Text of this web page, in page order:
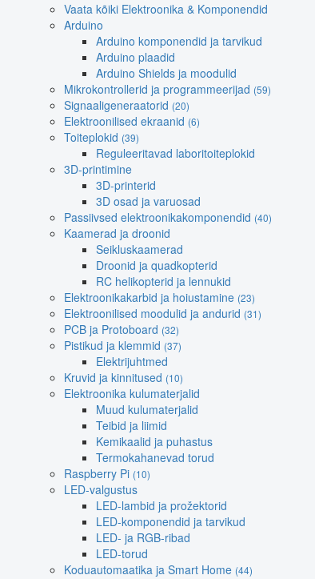
Vaata kõiki Elektroonika & Komponendid
Arduino
Arduino komponendid ja tarvikud
Arduino plaadid
Arduino Shields ja moodulid
Mikrokontrollerid ja programmeerijad (59)
Signaaligeneraatorid (20)
Elektroonilised ekraanid (6)
Toiteplokid (39)
Reguleeritavad laboritoiteplokid
3D-printimine
3D-printerid
3D osad ja varuosad
Passiivsed elektroonikakomponendid (40)
Kaamerad ja droonid
Seikluskaamerad
Droonid ja quadkopterid
RC helikopterid ja lennukid
Elektroonikakarbid ja hoiustamine (23)
Elektroonilised moodulid ja andurid (31)
PCB ja Protoboard (32)
Pistikud ja klemmid (37)
Elektrijuhtmed
Kruvid ja kinnitused (10)
Elektroonika kulumaterjalid
Muud kulumaterjalid
Teibid ja liimid
Kemikaalid ja puhastus
Termokahanevad torud
Raspberry Pi (10)
LED-valgustus
LED-lambid ja prožektorid
LED-komponendid ja tarvikud
LED- ja RGB-ribad
LED-torud
Koduautomaatika ja Smart Home (44)